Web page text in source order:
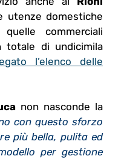
utenze domestiche
commerciali
totale di undicimila
l’elenco delle
non nasconde la
con questo sforzo
più bella, pulita ed
per gestione